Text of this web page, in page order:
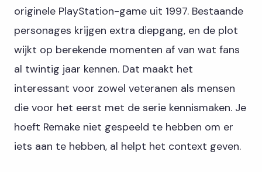
originele PlayStation-game uit 1997. Bestaande
personages krijgen extra diepgang, en de plot
wijkt op berekende momenten af van wat fans
al twintig jaar kennen. Dat maakt het
interessant voor zowel veteranen als mensen
die voor het eerst met de serie kennismaken. Je
hoeft Remake niet gespeeld te hebben om er
iets aan te hebben, al helpt het context geven.